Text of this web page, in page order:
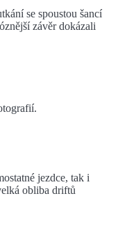
se spoustou šancí
závěr dokázali
jezdce, tak i
obliba driftů